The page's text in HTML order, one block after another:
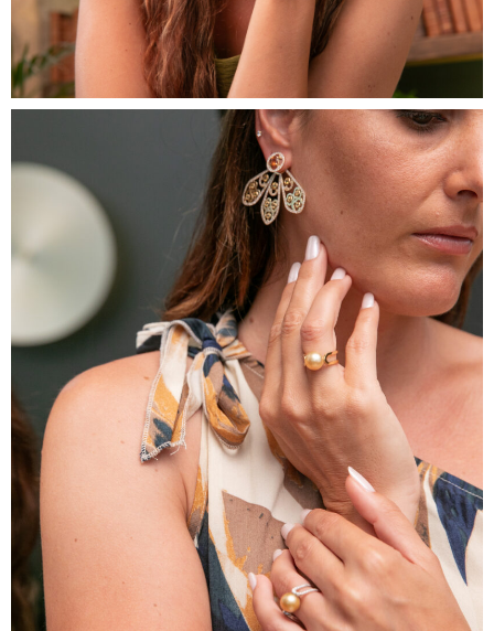
La Newsletter des Alchimistes
Plongez dans l’univers de la Maison : nouvelles
collections, inspirations, créations uniques et éditions
limitées. Un rendez-vous exclusif, de notre atelier aixois
jusqu’à vous.
JE M'ABONNE
En vous inscrivant, vous acceptez notre politique de confidentialité.